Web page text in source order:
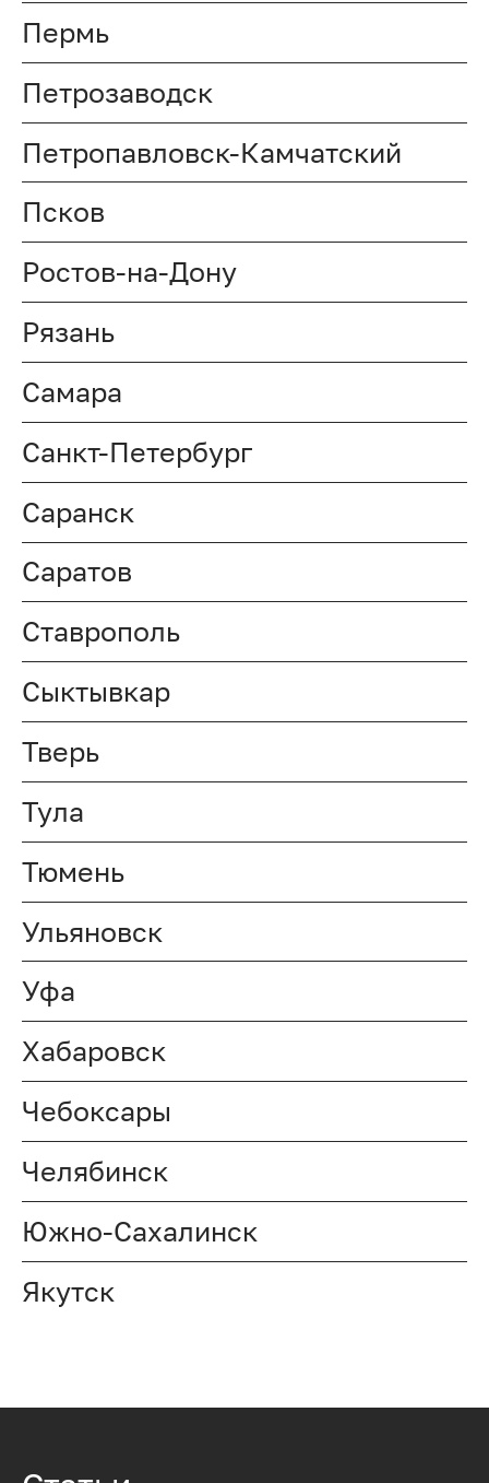
Пермь
Петрозаводск
Петропавловск-Камчатский
Псков
Ростов-на-Дону
Рязань
Самара
Санкт-Петербург
Саранск
Саратов
Ставрополь
Сыктывкар
Тверь
Тула
Тюмень
Ульяновск
Уфа
Хабаровск
Чебоксары
Челябинск
Южно-Сахалинск
Якутск